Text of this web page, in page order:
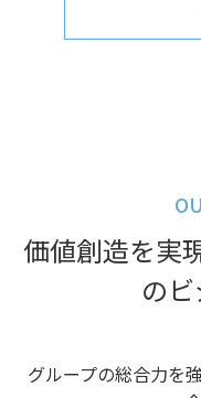
価値創造を実
の
グループの総合力を